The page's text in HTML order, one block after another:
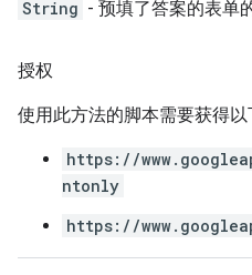
String - 预填了答案的表单
授权
使用此方法的脚本需要获得
https://
ntonly
https://